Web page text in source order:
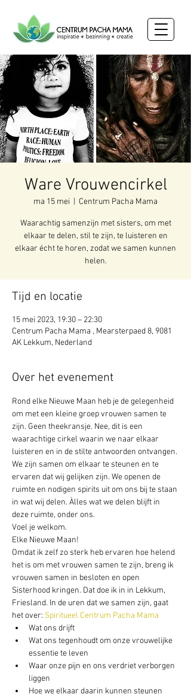
Ware Vrouwencirkel
ma 15 mei Centrum Pacha Mama
Waarachtig samenzijn met sisters, om met
elkaar te delen, stil te zijn, te luisteren en
elkaar écht te horen, zodat we samen kunnen
helen.
Tijd en locatie
15 mei 2023, 19:30 – 22:30
Centrum Pacha Mama , Mearsterpaed 8, 9081
AK Lekkum, Nederland
Over het evenement
Rond elke Nieuwe Maan heb je de gelegenheid
om met een kleine groep vrouwen samen te
zijn. Geen theekransje. Nee, dit is een
waarachtige cirkel waarin we naar elkaar
luisteren en in de stilte antwoorden ontvangen.
We zijn samen om elkaar te steunen en te
ervaren dat wij gelijken zijn. We openen de
ruimte en nodigen spirits uit om ons bij te staan
in wat wij delen. Àlles wat we delen blijft in
deze ruimte, onder ons.
Voel je welkom.
Elke Nieuwe Maan!
Omdat ik zelf zo sterk heb ervaren hoe helend
het is om met vrouwen samen te zijn, breng ik
vrouwen samen in besloten en open
Sisterhood kringen. Dat doe ik in in Lekkum,
Friesland. In de uren dat we samen zijn, gaat
het over: Spiritueel Centrum Pacha Mama
Wat ons drijft
Wat ons tegenhoudt om onze vrouwelijke
essentie te leven
Waar onze pijn en ons verdriet verborgen
liggen
Hoe we elkaar daarin kunnen steunen